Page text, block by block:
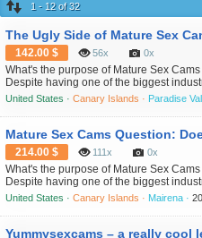
1 - 12 of 32
The Ugly Side of Mature Sex
142.00 $ 56x 0x
What's the purpose of Mature Sex
Despite having one of the biggest
about. mainly about the Internet activity
New York Times, and the BBC focus on
United States · Canary Islands · Paradise
Mature Sex Cams Question:
214.00 $ 111x 0x
What's the purpose of Mature Sex
Despite having one of the biggest
about. mainly about the Internet activity
New York Times, and the BBC focus on
United States · Canary Islands · Mairena ·
Yummysexcams – a really cool